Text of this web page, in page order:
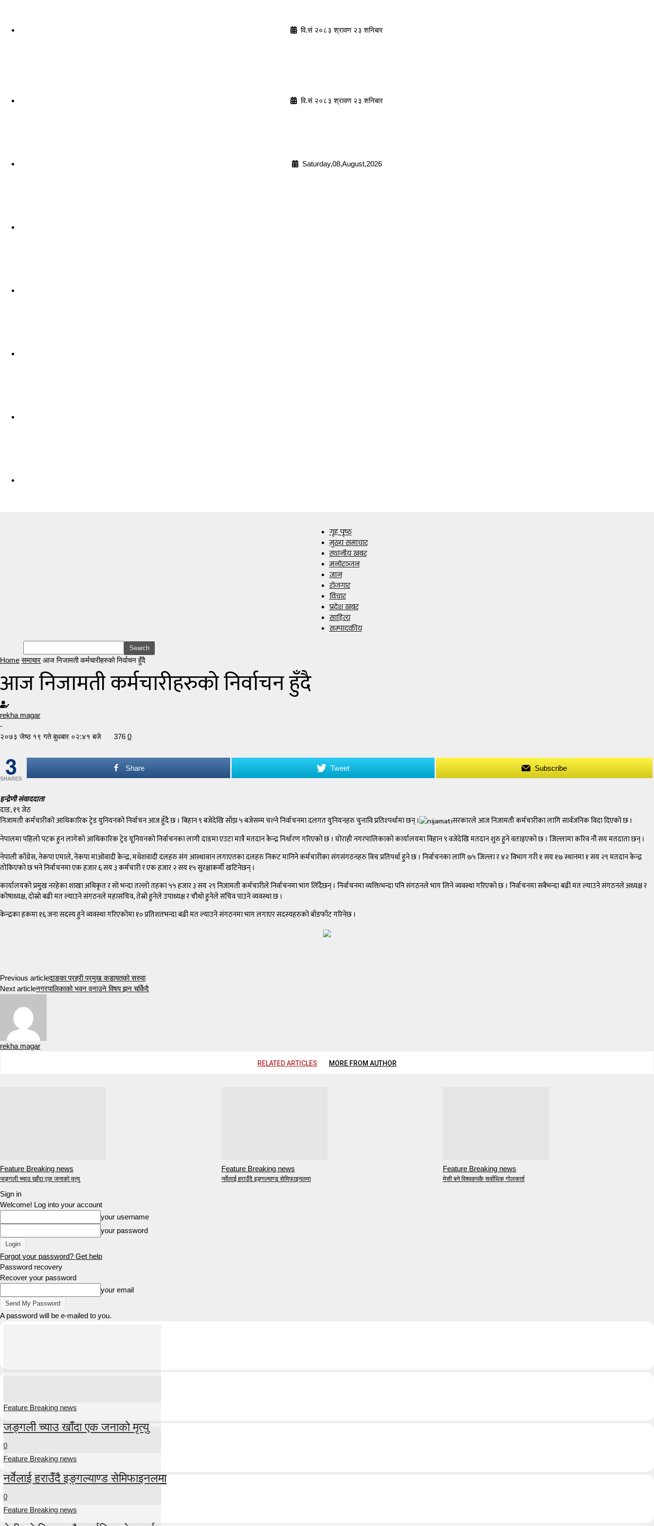
वि.सं २०८३ श्रावण २३ शनिबार
वि.सं २०८३ श्रावण २३ शनिबार
Saturday,08,August,2026
गृह पृष्ठ
मुख्य समाचार
स्थानीय खबर
मनोरञ्जन
ज्ञान
रोजगार
विचार
प्रदेश खबर
साहित्य
सम्पादकीय
Home समाचार आज निजामती कर्मचारीहरुको निर्वाचन हुँदै
आज निजामती कर्मचारीहरुको निर्वाचन हुँदै
rekha magar
-
२०७३ जेष्ठ १९ गते बुधबार ०२:४१ बजे
376 0
3
SHARES
Share Tweet Subscribe
इन्द्रेणी संवाददाता
दाङ, १९ जेठ
निजामती कर्मचारीको आधिकारिक ट्रेड युनियनको निर्वाचन आज हुँदै छ । बिहान ९ बजेदेखि साँझ ५ बजेसम्म चल्ने निर्वाचनमा दलगत युनियनहरु चुनावि प्रतिश्पर्धामा छन् ।
सरकारले आज निजामती कर्मचारीका लागि सार्वजनिक विदा दिएको छ ।
नेपालमा पहिलो पटक हुन लागेको आधिकारिक ट्रेड यूनियनको निर्वाचनका लागी दाङमा एउटा मात्रै मतदान केन्द्र निर्धारण गरिएको छ । घोराही नगरपालिकाको कार्यालयमा विहान ९ वजेदेखि मतदान शुरु हुने वताइएको छ । जिल्लामा करिव नौं सय मतदाता छन् ।
नेपाली काँग्रेस, नेकपा एमाले, नेकपा माओवादी केन्द्र, मधेशवादी दलहरु संग आस्थावान लगाएतका दलहरु निकट मानिने कर्मचारीका संगसंगठनहरु विच प्रतिपर्धा हुने छ । निर्वाचनका लागि ७५ जिल्ला र ४२ विभाग गरी १ सय १७ स्थानमा १ सय २९ मतदान केन्द्र
तोकिएको छ भने निर्वाचनमा एक हजार ६ सय ३ कर्मचारी र एक हजार २ सय १५ सुरक्षाकर्मी खटिनेछन् ।
कार्यालयको प्रमुख नरहेका शाखा अधिकृत र सो भन्दा तल्लो तहका ५५ हजार ३ सय २९ निजामती कर्मचारीले निर्वाचनमा भाग लिँदैछन् । निर्वाचनमा व्यक्तिभन्दा पनि संगठनले भाग लिने व्यवस्था गरिएको छ । निर्वाचनमा सबैभन्दा बढी मत ल्याउने संगठनले अध्यक्ष र
कोषाध्यक्ष, दोस्रो बढी मत ल्याउने संगठनले महासचिव, तेस्रो हुनेले उपाध्यक्ष र चौथो हुनेले सचिव पाउने व्यवस्था छ ।
केन्द्रका हकमा १६ जना सदस्य हुने व्यवस्था गरिएकोमा १० प्रतिशतभन्दा बढी मत ल्याउने संगठनमा भाग लगाएर सदस्यहरुको बाँडफाँट गरिनेछ ।
Previous articleदाङका प्रहरी प्रमुख कडायतको सरुवा
Next articleनगरपालिकाको भवन वनाउने विषय झन चर्किदै
rekha magar
RELATED ARTICLES MORE FROM AUTHOR
Feature Breaking news
जङ्गली च्याउ खाँदा एक जनाको मृत्यु
Feature Breaking news
नर्वेलाई हराउँदै इङ्गल्याण्ड सेमिफाइनलमा
Feature Breaking news
मेसी बने विश्वकपकै सर्वाधिक गोलकर्ता
Sign in
Welcome! Log into your account
your username
your password
Forgot your password? Get help
Password recovery
Recover your password
your email
A password will be e-mailed to you.
Feature Breaking news
जङ्गली च्याउ खाँदा एक जनाको मृत्यु
0
Feature Breaking news
नर्वेलाई हराउँदै इङ्गल्याण्ड सेमिफाइनलमा
0
Feature Breaking news